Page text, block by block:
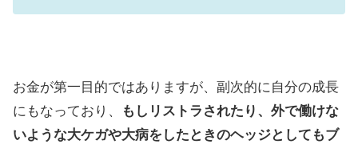
お金が第一目的ではありますが、副次的に自分の成長
にもなっており、
もしリストラされたり、外で働けな
いような大ケガや大病をしたときのヘッジとしてもブ